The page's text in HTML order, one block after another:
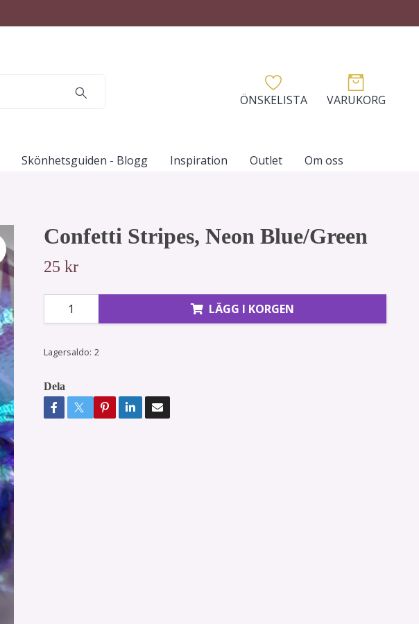
ÖNSKELISTA VARUKORG
Skönhetsguiden - Blogg Inspiration Outlet Om oss
Confetti Stripes, Neon Blue/Green
25 kr
LÄGG I KORGEN
Lagersaldo: 2
Dela